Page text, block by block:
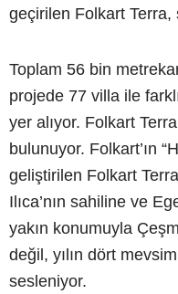
geçirilen Folkart Terra,
Toplam 56 bin
projede 77 villa ile
yer alıyor. Folkart
bulunuyor. Folkart’ın
geliştirilen Folkart
Ilıca’nın sahiline ve
yakın konumuyla
değil, yılın dört
sesleniyor.